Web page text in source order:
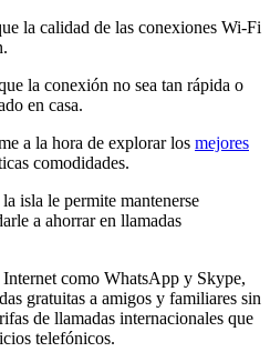
la calidad de las conexiones Wi-Fi
la conexión no sea tan rápida o
en casa.
a la hora de explorar los mejores
comodidades.
isla le permite mantenerse
a ahorrar en llamadas
como WhatsApp y Skype,
gratuitas a amigos y familiares sin
de llamadas internacionales que
telefónicos.